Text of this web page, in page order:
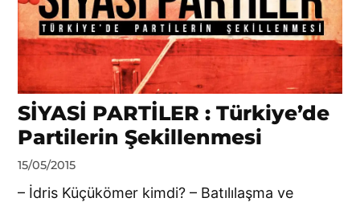
SİYASİ PARTİLER : Türkiye’de
Partilerin Şekillenmesi
by
DerinDunya
15/05/2015
– İdris Küçükömer kimdi? – Batılılaşma ve